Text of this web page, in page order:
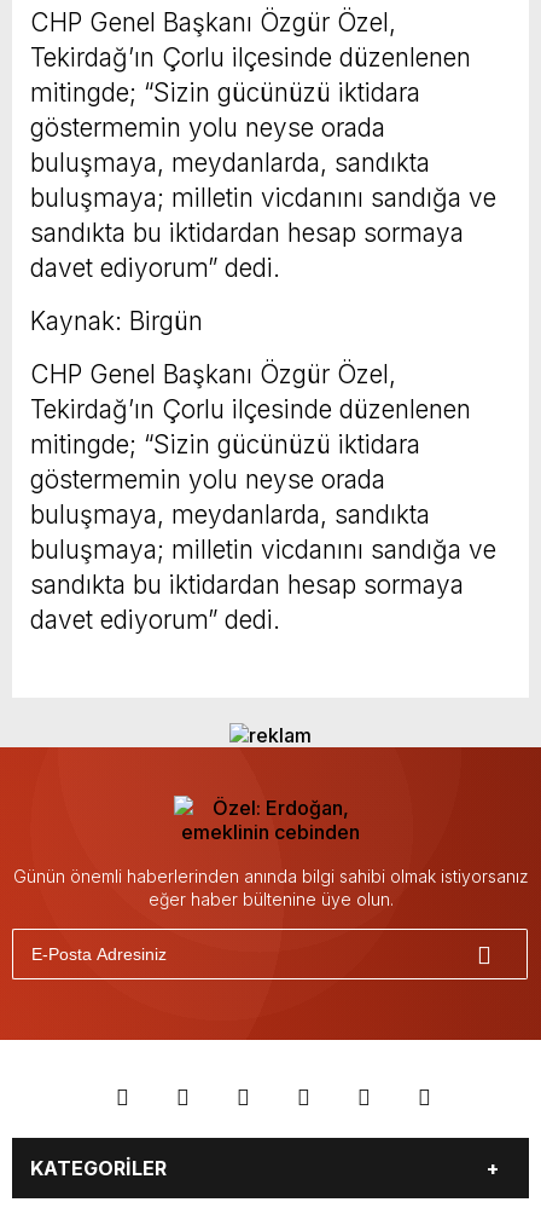
CHP Genel Başkanı Özgür Özel,
Tekirdağ’ın Çorlu ilçesinde düzenlenen
mitingde; “Sizin gücünüzü iktidara
göstermemin yolu neyse orada
buluşmaya, meydanlarda, sandıkta
buluşmaya; milletin vicdanını sandığa ve
sandıkta bu iktidardan hesap sormaya
davet ediyorum” dedi.
Kaynak: Birgün
CHP Genel Başkanı Özgür Özel,
Tekirdağ’ın Çorlu ilçesinde düzenlenen
mitingde; “Sizin gücünüzü iktidara
göstermemin yolu neyse orada
buluşmaya, meydanlarda, sandıkta
buluşmaya; milletin vicdanını sandığa ve
sandıkta bu iktidardan hesap sormaya
davet ediyorum” dedi.
Günün önemli haberlerinden anında bilgi sahibi olmak istiyorsanız
eğer haber bültenine üye olun.
KATEGORİLER